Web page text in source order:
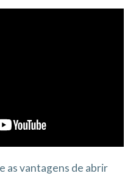
as vantagens de abrir